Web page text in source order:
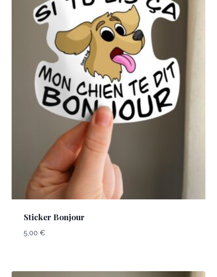
Sticker Bonjour
5,00 €